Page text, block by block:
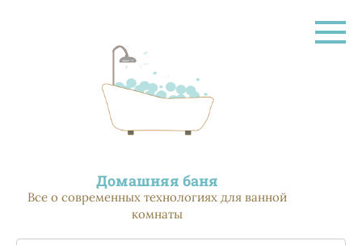
Домашняя баня
Все о современных технологиях для ванной
комнаты